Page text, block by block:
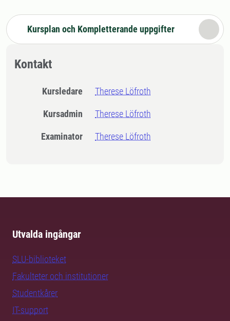
Kursplan och Kompletterande uppgifter
Kontakt
Kursledare Therese Löfroth
Kursadmin Therese Löfroth
Examinator Therese Löfroth
Utvalda ingångar
SLU-biblioteket
Fakulteter och institutioner
Studentkårer
IT-support